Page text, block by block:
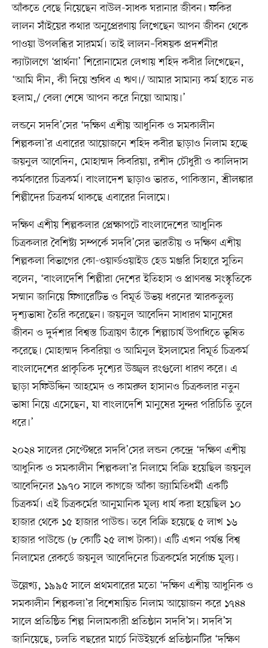
আঁকতে বেছে নিয়েছেন বাউল-সাধক ঘরানার জীবন। ফকির
লালন সাঁইয়ের কথার অনুপ্রেরণায় লিখেছেন আপন জীবন থেকে
পাওয়া উপলব্ধির সারমর্ম। তাই লালন–বিষয়ক প্রদর্শনীর
ক্যাটালগে ‘প্রার্থনা’ শিরোনামের লেখায় শহিদ কবীর লিখেছেন,
‘আমি দীন, কী দিয়ে শুধিব এ ঋণ।/ আমার সামান্য কর্ম হাতে নত
হলাম,/ বেলা শেষে আপন করে নিয়ো আমায়।’
লন্ডনে সদবি’সের ‘দক্ষিণ এশীয় আধুনিক ও সমকালীন
শিল্পকলা’র এবারের আয়োজনে শহিদ কবীর ছাড়াও নিলাম হচ্ছে
জয়নুল আবেদিন, মোহাম্মদ কিবরিয়া, রশীদ চৌধুরী ও কালিদাস
কর্মকারের চিত্রকর্ম। বাংলাদেশ ছাড়াও ভারত, পাকিস্তান, শ্রীলঙ্কার
শিল্পীদের চিত্রকর্ম থাকছে এবারের নিলামে।
দক্ষিণ এশীয় শিল্পকলার প্রেক্ষাপটে বাংলাদেশের আধুনিক
চিত্রকলার বৈশিষ্ট্য সম্পর্কে সদবি’সের ভারতীয় ও দক্ষিণ এশীয়
শিল্পকলা বিভাগের কো-ওয়ার্ল্ডওয়াইড হেড মঞ্জরি সিহারে সুতিন
বলেন, ‘বাংলাদেশি শিল্পীরা দেশের ইতিহাস ও প্রাণবন্ত সংস্কৃতিকে
সম্মান জানিয়ে ফিগারেটিভ ও বিমূর্ত উভয় ধরনের স্মারকতুল্য
দৃশ্যভাষা তৈরি করেছেন। জয়নুল আবেদিন সাধারণ মানুষের
জীবন ও দুর্দশার বিশ্বস্ত চিত্রায়ণ তাঁকে শিল্পাচার্য উপাধিতে ভূষিত
করেছে। মোহাম্মদ কিবরিয়া ও আমিনুল ইসলামের বিমূর্ত চিত্রকর্ম
বাংলাদেশের প্রাকৃতিক দৃশ্যের উজ্জ্বল রংগুলো ধারণ করে। এ
ছাড়া সফিউদ্দিন আহমেদ ও কামরুল হাসানও চিত্রকলার নতুন
ভাষা নিয়ে এসেছেন, যা বাংলাদেশি মানুষের সুন্দর পরিচিতি তুলে
ধরে।’
২০২৪ সালের সেপ্টেম্বরে সদবি’সের লন্ডন কেন্দ্রে ‘দক্ষিণ এশীয়
আধুনিক ও সমকালীন শিল্পকলা’র নিলামে বিক্রি হয়েছিল জয়নুল
আবেদিনের ১৯৭০ সালে কাগজে আঁকা জ্যামিতিধর্মী একটি
চিত্রকর্ম। এই চিত্রকর্মের আনুমানিক মূল্য ধার্য করা হয়েছিল ১০
হাজার থেকে ১৫ হাজার পাউন্ড। তবে বিক্রি হয়েছে ৫ লাখ ১৬
হাজার পাউন্ডে (৮ কোটি ২৫ লাখ টাকা)। এটি এখন পর্যন্ত বিশ্ব
নিলামের রেকর্ডে জয়নুল আবেদিনের চিত্রকর্মের সর্বোচ্চ মূল্য।
উল্লেখ্য, ১৯৯৫ সালে প্রথমবারের মতো ‘দক্ষিণ এশীয় আধুনিক ও
সমকালীন শিল্পকলা’র বিশেষায়িত নিলাম আয়োজন করে ১৭৪৪
সালে প্রতিষ্ঠিত শিল্প নিলামকারী প্রতিষ্ঠান সদবি’স। সদবি’স
জানিয়েছে, চলতি বছরের মার্চে নিউইয়র্কে প্রতিষ্ঠানটির ‘দক্ষিণ